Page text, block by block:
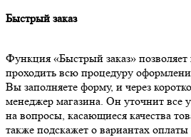
Быстрый заказ
Функция «Быстрый заказ»
проходить всю процедуру
Вы заполняете форму, и через
менеджер магазина. Он уточнит все
на вопросы, касающиеся качества
также подскажет о вариантах оплаты